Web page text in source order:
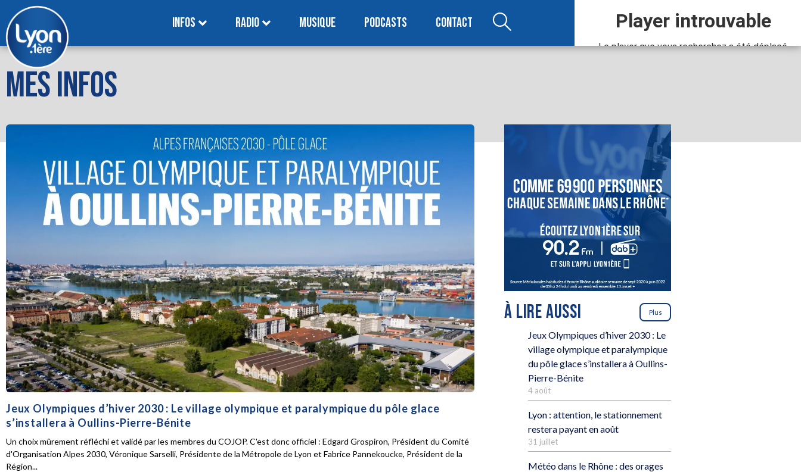
INFOS RADIO MUSIQUE PODCASTS CONTACT
MES INFOS
Jeux Olympiques d’hiver 2030 : Le village olympique et paralympique du pôle glace
s’installera à Oullins-Pierre-Bénite
Un choix mûrement réfléchi et validé par les membres du COJOP. C'est donc officiel : Edgard Grospiron, Président du Comité
d'Organisation Alpes 2030, Véronique Sarselli, Présidente de la Métropole de Lyon et Fabrice Pannekoucke, Président de la
Région...
À LIRE AUSSI Plus
Jeux Olympiques d’hiver 2030 : Le
village olympique et paralympique
du pôle glace s’installera à Oullins-
Pierre-Bénite
4 août
Lyon : attention, le stationnement
restera payant en août
31 juillet
Météo dans le Rhône : des orages